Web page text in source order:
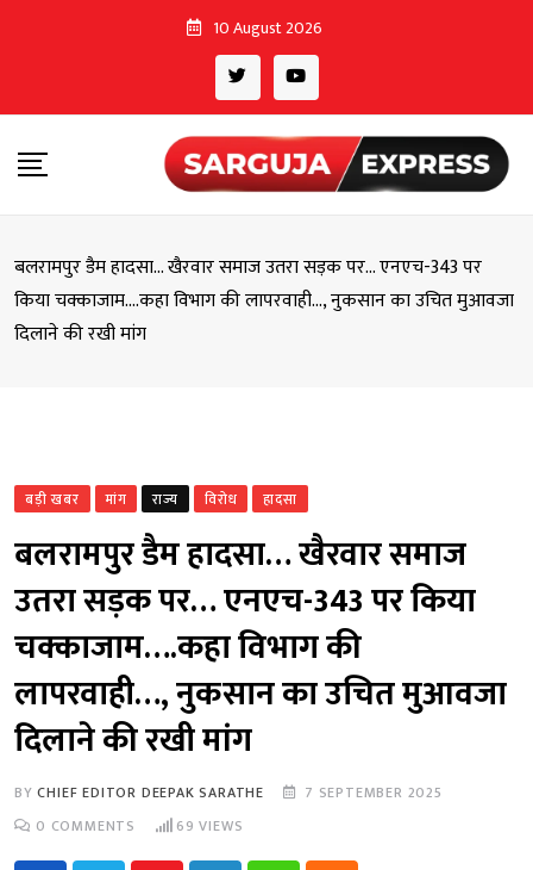
10 August 2026
बलरामपुर डैम हादसा… खैरवार समाज उतरा सड़क पर… एनएच-343 पर
किया चक्काजाम….कहा विभाग की लापरवाही…, नुकसान का उचित मुआवजा
दिलाने की रखी मांग
बड़ी खबर मांग राज्य विरोध हादसा
बलरामपुर डैम हादसा… खैरवार समाज
उतरा सड़क पर… एनएच-343 पर किया
चक्काजाम….कहा विभाग की
लापरवाही…, नुकसान का उचित मुआवजा
दिलाने की रखी मांग
BYCHIEF EDITOR DEEPAK SARATHE
7 SEPTEMBER 2025
0 COMMENTS 69 VIEWS